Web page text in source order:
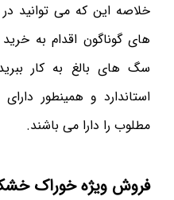
خلاصه این که می توانید
های گوناگون اقدام به
سگ های بالغ به کار
استاندارد و همینطور
مطلوب را دارا می باشند.
فروش ویژه خوراک